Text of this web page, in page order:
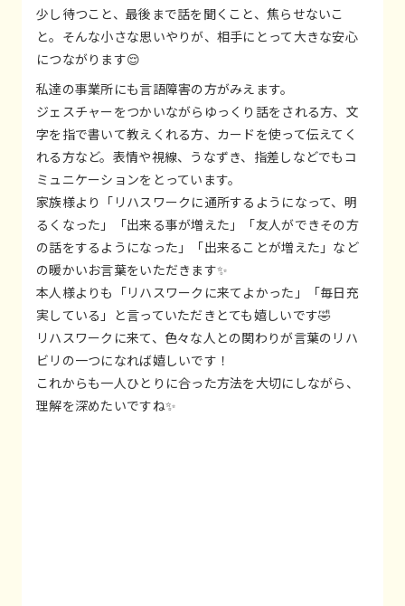
少し待つこと、最後まで話を聞くこと、焦らせないこ
と。そんな小さな思いやりが、相手にとって大きな安心
につながります😌
私達の事業所にも言語障害の方がみえます。
ジェスチャーをつかいながらゆっくり話をされる方、文
字を指で書いて教えくれる方、カードを使って伝えてく
れる方など。表情や視線、うなずき、指差しなどでもコ
ミュニケーションをとっています。
家族様より「リハスワークに通所するようになって、明
るくなった」「出来る事が増えた」「友人ができその方
の話をするようになった」「出来ることが増えた」など
の暖かいお言葉をいただきます✨
本人様よりも「リハスワークに来てよかった」「毎日充
実している」と言っていただきとても嬉しいです🤣
リハスワークに来て、色々な人との関わりが言葉のリハ
ビリの一つになれば嬉しいです！
これからも一人ひとりに合った方法を大切にしながら、
理解を深めたいですね✨